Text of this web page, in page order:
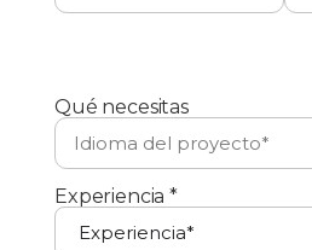
Qué necesitas
Experiencia *